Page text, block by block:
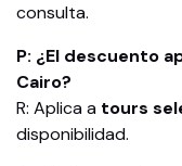
consulta.
P: ¿El descuento
Cairo?
R: Aplica a tours
disponibilidad.